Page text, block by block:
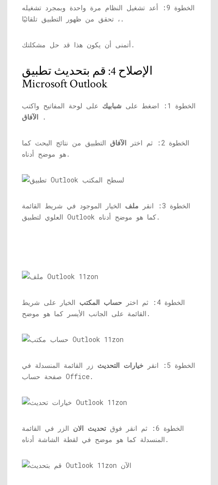
الخطوة 9: أعد تشغيل النظام مرة واحدة وبمجرد تشغيله
، تحقق من ظهور التطبيق تلقائيًا.
أتمنى أن يكون هذا قد حل مشكلتك.
الإصلاح 4: قم بتحديث تطبيق
Microsoft Outlook
الخطوة 1: اضغط على شبابيك على لوحة المفاتيح واكتب
الآفاق .
الخطوة 2: ثم اختر الآفاق التطبيق من نتائج البحث كما
هو موضح أدناه.
الخطوة 3: انقر ملف الخيار الموجود في شريط القائمة
العلوي لتطبيق Outlook كما هو موضح أدناه.
الخطوة 4: ثم اختر حساب المكتب الخيار على شريط
القائمة على الجانب الأيسر كما هو موضح.
الخطوة 5: انقر خيارات التحديث زر القائمة المنسدلة في
صفحة حساب Office.
الخطوة 6: ثم انقر فوق تحديث الان الزر في القائمة
المنسدلة كما هو موضح في لقطة الشاشة أدناه.